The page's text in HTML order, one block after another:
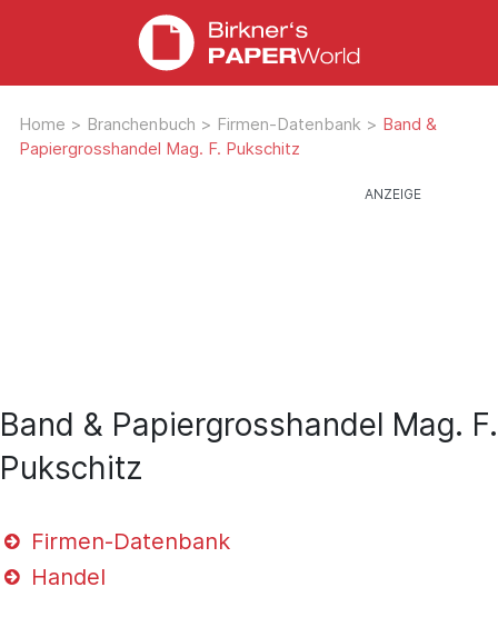
Home > Branchenbuch > Firmen-Datenbank > Band &
Papiergrosshandel Mag. F. Pukschitz
Band & Papiergrosshandel Mag. F.
Pukschitz
Firmen-Datenbank
Handel